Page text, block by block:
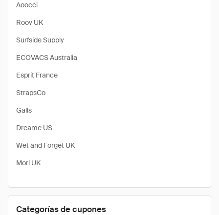
Aoocci
Roov UK
Surfside Supply
ECOVACS Australia
Esprit France
StrapsCo
Galls
Dreame US
Wet and Forget UK
Mori UK
Categorías de cupones